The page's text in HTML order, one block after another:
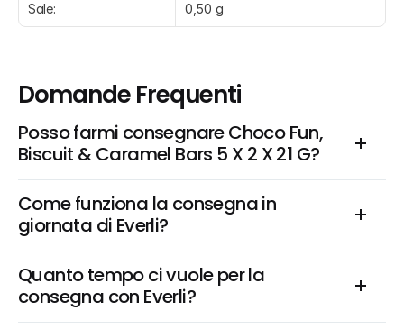
Sale: 0,50 g
Domande Frequenti
Posso farmi consegnare Choco Fun,
Biscuit & Caramel Bars 5 X 2 X 21 G?
Come funziona la consegna in
giornata di Everli?
Quanto tempo ci vuole per la
consegna con Everli?